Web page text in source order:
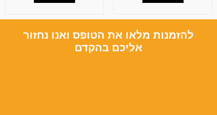
להזמנות מלאו את הטופס ואנו נחזור
אליכם בהקדם